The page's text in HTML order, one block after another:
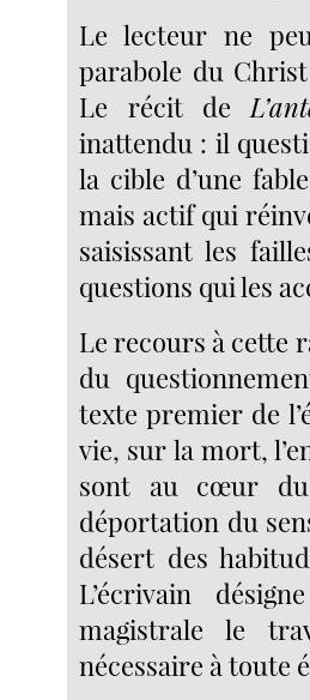
Le lecteur ne
parabole du
Le récit de
inattendu : il
la cible d’une
mais actif qui
saisissant les
questions qui les
Le recours à cette
du
texte premier de
vie, sur la mort,
sont au cœur
déportation du
désert des
L’écrivain
magistrale le
nécessaire à toute